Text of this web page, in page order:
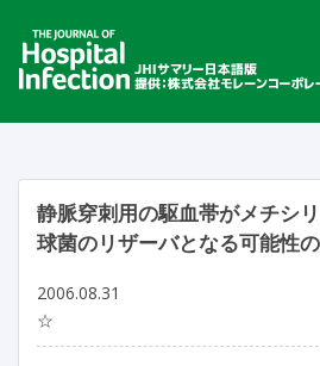
静脈穿刺用の駆血帯がメチシ
球菌のリザーバとなる可能性
2006.08.31
☆